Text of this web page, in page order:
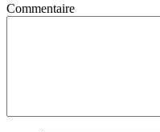
Commentaire